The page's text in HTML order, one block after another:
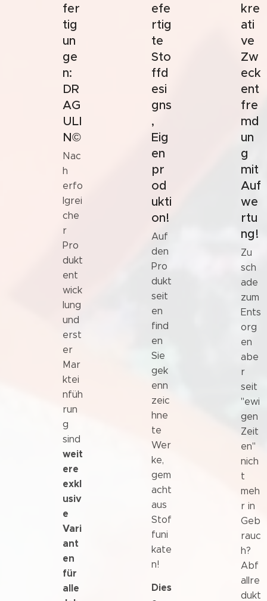
fer
tig
un
ge
n:
DR
AG
ULI
N©
Nac
h
erfo
lgrei
che
r
Pro
dukt
ent
wick
lung
und
erst
er
Mar
ktei
nfüh
run
g
sind
weit
ere
exkl
usiv
e
Vari
ant
en
für
alle
efe
rtig
te
Sto
ffd
esi
gns
,
Eig
en
pr
od
ukti
on!
Auf
den
Pro
dukt
seit
en
find
en
Sie
gek
enn
zeic
hne
te
Wer
ke,
gem
acht
aus
Stof
funi
kate
n!
Dies
kre
ati
ve
Zw
eck
ent
fre
md
un
g
mit
Auf
we
rtu
ng!
Zu
sch
ade
zum
Ents
org
en
abe
r
seit
"ewi
gen
Zeit
en"
nich
t
meh
r in
Geb
rauc
h?
Abf
allre
dukt